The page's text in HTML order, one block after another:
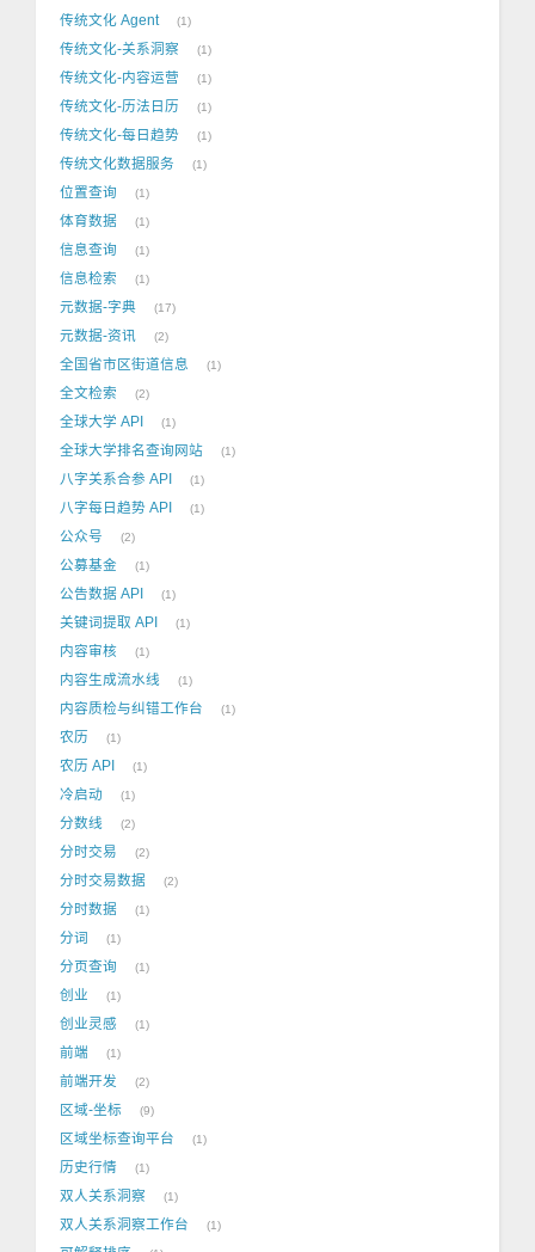
传统文化 Agent 1
传统文化-关系洞察 1
传统文化-内容运营 1
传统文化-历法日历 1
传统文化-每日趋势 1
传统文化数据服务 1
位置查询 1
体育数据 1
信息查询 1
信息检索 1
元数据-字典 17
元数据-资讯 2
全国省市区街道信息 1
全文检索 2
全球大学 API 1
全球大学排名查询网站 1
八字关系合参 API 1
八字每日趋势 API 1
公众号 2
公募基金 1
公告数据 API 1
关键词提取 API 1
内容审核 1
内容生成流水线 1
内容质检与纠错工作台 1
农历 1
农历 API 1
冷启动 1
分数线 2
分时交易 2
分时交易数据 2
分时数据 1
分词 1
分页查询 1
创业 1
创业灵感 1
前端 1
前端开发 2
区域-坐标 9
区域坐标查询平台 1
历史行情 1
双人关系洞察 1
双人关系洞察工作台 1